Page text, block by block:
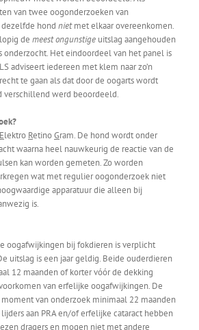
van twee oogonderzoeken van
hond nietmet elkaar overeenkomen.
de meest ongunstige uitslag aangehouden
Het eindoordeel van het panel is
adviseert iedereen met klem naar zo’n
te gaan als dat door de oogarts wordt
verschillend werd beoordeeld.
Elektro RetinoGram. De hond wordt onder
waarna heel nauwkeurig de reactie van de
kan worden gemeten. Zo worden
wat met regulier oogonderzoek niet
apparatuur die alleen bij
is.
oogafwijkingen bij fokdieren is verplicht
uitslag is een jaar geldig. Beide ouderdieren
12 maanden of korter vóór de dekking
van erfelijke oogafwijkingen. De
van onderzoek minimaal 22 maanden
aan PRA en/of erfelijke cataract hebben
dragers en mogen niet met andere